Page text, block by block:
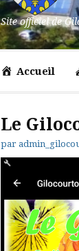
Site officiel de
Accueil
Le
par